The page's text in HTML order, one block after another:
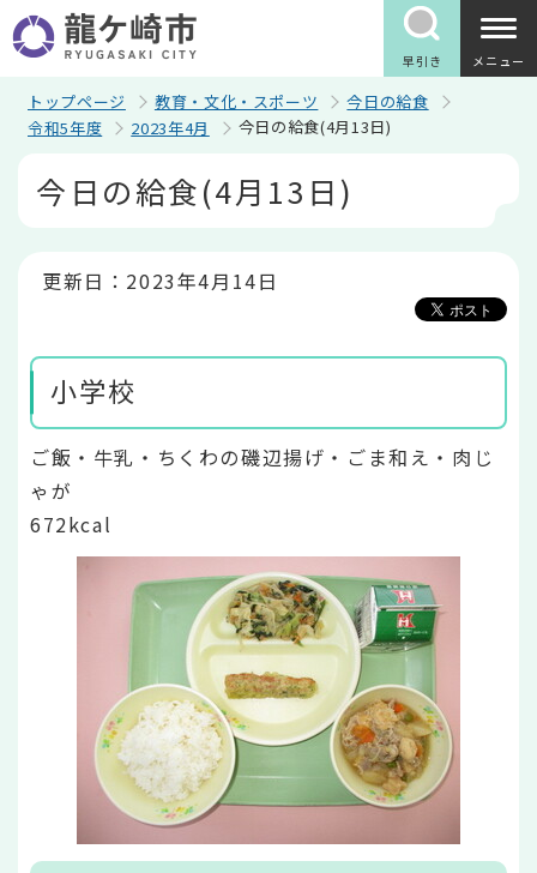
の
ペ
早引き メニュー
トップページ 教育・文化・スポーツ
今日の給食
令和5年度
2023年4月 今日の給食(4月13日)
今日の給食(4月13日)
更新日：2023年4月14日
小学校
ご飯・牛乳・ちくわの磯辺揚げ・ごま和え・肉じ
ゃが
672kcal